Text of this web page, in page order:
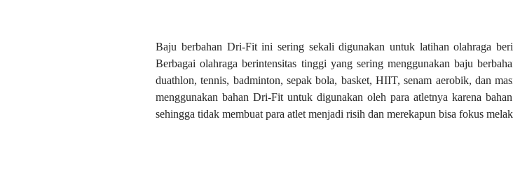
Baju berbahan Dri-Fit ini sering sekali digunakan untuk latihan olahraga
Berbagai olahraga berintensitas tinggi yang sering menggunakan baju
duathlon, tennis, badminton, sepak bola, basket, HIIT, senam aerobik, dan
menggunakan bahan Dri-Fit untuk digunakan oleh para atletnya karena
sehingga tidak membuat para atlet menjadi risih dan merekapun bisa fokus